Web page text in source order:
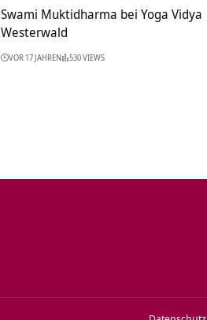
Swami Muktidharma bei Yoga Vidya
Westerwald
VOR 17 JAHREN 530 VIEWS